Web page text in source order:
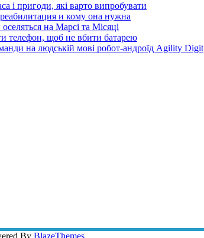
і пригоди, які варто випробувати
и кому она нужна
на Марсі та Місяці
телефон, щоб не вбити батарею
на людській мові робот-андроїд Agility Digit